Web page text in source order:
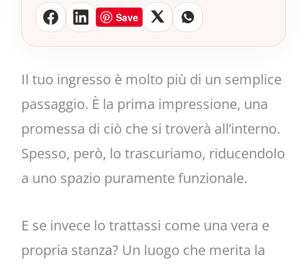
Save
Il tuo ingresso è molto più di un semplice
passaggio. È la prima impressione, una
promessa di ciò che si troverà all’interno.
Spesso, però, lo trascuriamo, riducendolo
a uno spazio puramente funzionale.
E se invece lo trattassi come una vera e
propria stanza? Un luogo che merita la